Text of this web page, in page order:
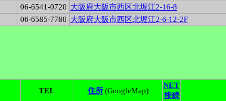
06-6541-0720 大阪府大阪市西区北堀江2-16-8
06-6585-7780 大阪府大阪市西区北堀江2-6-12-2F
TEL 住所(GoogleMap)
NET
接続